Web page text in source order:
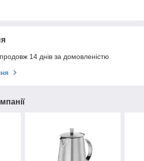
14 днів за домовленістю